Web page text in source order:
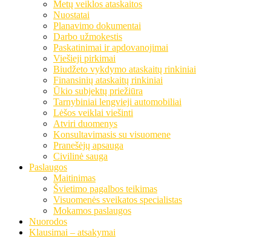
Metų veiklos ataskaitos
Nuostatai
Planavimo dokumentai
Darbo užmokestis
Paskatinimai ir apdovanojimai
Viešieji pirkimai
Biudžeto vykdymo ataskaitų rinkiniai
Finansinių ataskaitų rinkiniai
Ūkio subjektų priežiūra
Tarnybiniai lengvieji automobiliai
Lėšos veiklai viešinti
Atviri duomenys
Konsultavimasis su visuomene
Pranešėjų apsauga
Civilinė sauga
Paslaugos
Maitinimas
Švietimo pagalbos teikimas
Visuomenės sveikatos specialistas
Mokamos paslaugos
Nuorodos
Klausimai – atsakymai